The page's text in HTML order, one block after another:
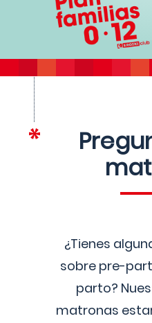
¿Tienes
sobre pre-
parto?
matronas